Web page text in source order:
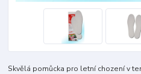
Skvělá pomůcka pro letní chození v